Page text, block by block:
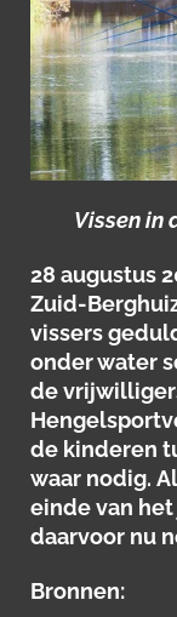
Vissen in
28 augustus
Zuid-
vissers
onder water
de
de kinderen
waar nodig.
einde van
daarvoor nu
Bronnen: